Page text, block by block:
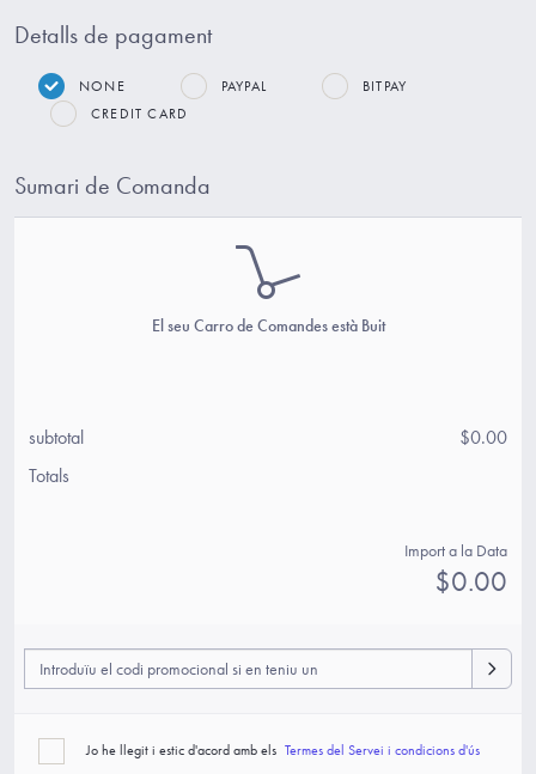
Detalls de pagament
NONE PAYPAL
BITPAY
CREDIT CARD
Sumari de Comanda
El seu Carro de Comandes està Buit
subtotal
$0.00
Totals
Import a la Data
$0.00
Jo he llegit i estic d'acord amb els Termes del Servei i condicions d'ús